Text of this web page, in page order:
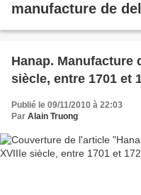
manufacture de
Hanap. Manufacture
siècle, entre 1701 et
Publié le 09/11/2010 à 22:03
Par Alain Truong